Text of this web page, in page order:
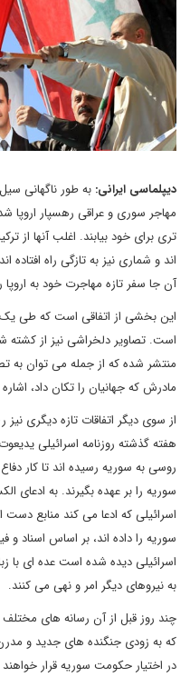
دیپلماسی ایرانی: به طور ناگهانی
مهاجر سوری و عراقی رهسپار اروپا
تری برای خود بیابند. اغلب آنها از
اند و شماری نیز به تازگی راه
آن جا سفر تازه مهاجرت خود به اروپا
این بخشی از اتفاقی است که طی یک
است. تصاویر دلخراشی نیز از کشته
منتشر شده که از جمله می توان به
مادرش که جهانیان را تکان داد،
از سوی دیگر اتفاقات تازه دیگری
هفته گذشته روزنامه اسرائیلی
روسی به سوریه رسیده اند تا کار
سوریه را بر عهده بگیرند. به ادعای
اسرائیلی که ادعا می کند منابع
سوریه را داده اند، بر اساس اسناد
اسرائیلی دیده شده است عده ای با
به نیروهای دیگر امر و نهی می کنند.
چند روز قبل از آن رسانه های
که به زودی جنگنده های جدید و
در اختیار حکومت سوریه قرار